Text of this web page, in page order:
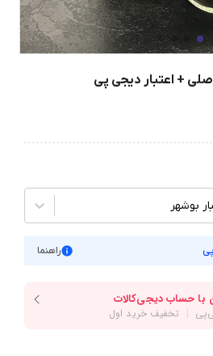
+ اعتبار دیجی پی
بوشهر
راهنما